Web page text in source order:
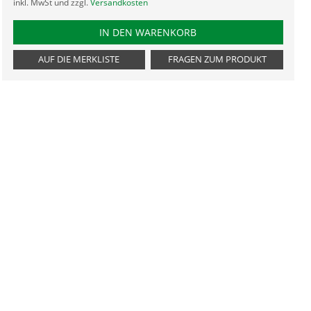
inkl. MwSt und zzgl. Versandkosten
PRODUKTNUMMER GJR
IN DEN WARENKORB
AUF DIE MERKLISTE FRAGEN ZUM PRODUKT